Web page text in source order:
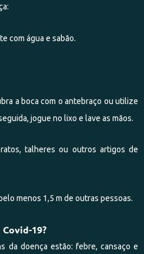
com água e sabão.
a boca com o antebraço ou utilize
jogue no lixo e lave as mãos.
talheres ou outros artigos de
menos 1,5 m de outras pessoas.
19?
da doença estão: febre, cansaço e